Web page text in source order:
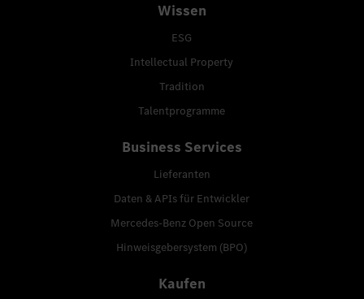
Wissen
ESG
Intellectual Property
Tradition
Talentprogramme
Business Services
Lieferanten
Daten & APIs für Entwickler
Mercedes-Benz Open Source
Hinweisgebersystem (BPO)
Kaufen